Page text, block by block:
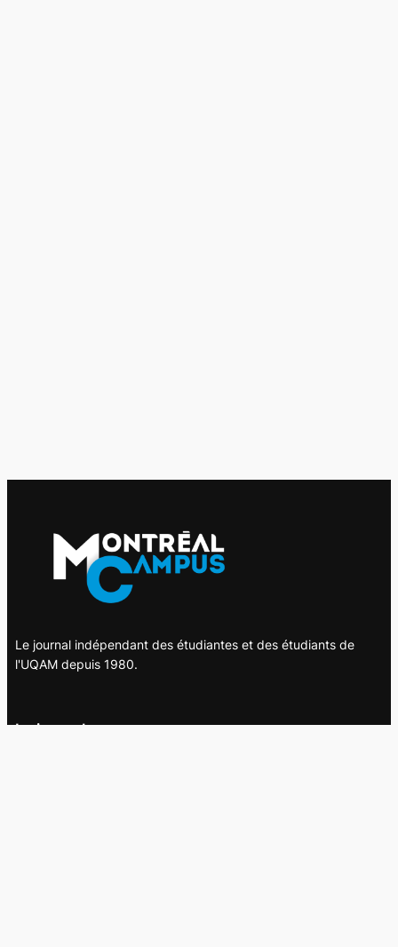
Le journal indépendant des étudiantes et des étudiants de
l'UQAM depuis 1980.
Le journal